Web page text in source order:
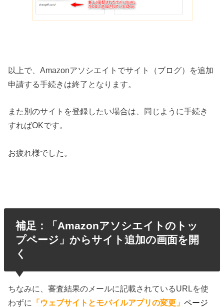
以上で、Amazonアソシエイトでサイト（ブログ）を追加
申請する手続きは終了となります。
また別のサイトを登録したい場合は、同じように手続き
すればOKです。
お疲れ様でした。
補足：「Amazonアソシエイトのトッ
プページ」からサイト追加の画面を開
く
ちなみに、審査結果のメールに記載されているURLを使
わずに
「ウェブサイトとモバイルアプリの変更」ページ